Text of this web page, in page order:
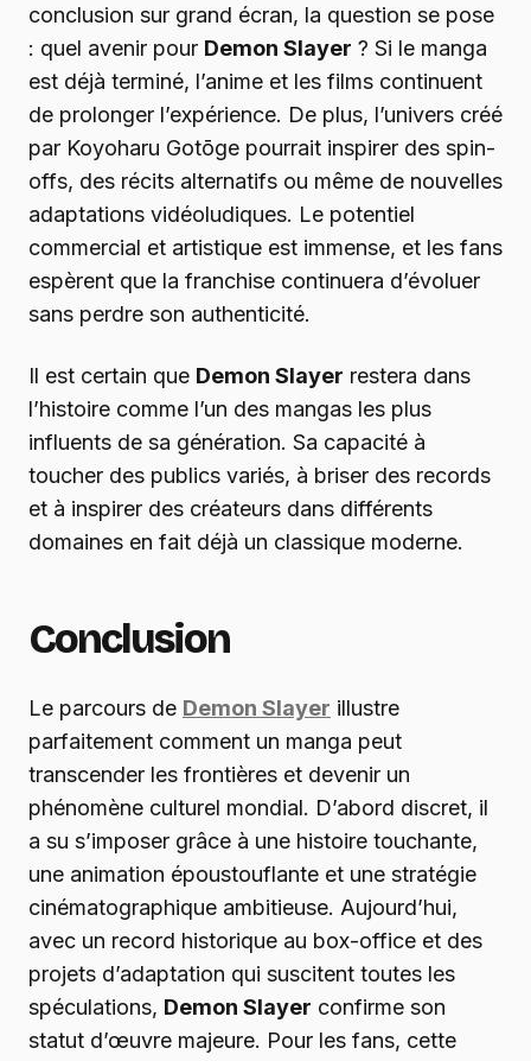
conclusion sur grand écran, la question se pose
: quel avenir pour Demon Slayer ? Si le manga
est déjà terminé, l’anime et les films continuent
de prolonger l’expérience. De plus, l’univers créé
par Koyoharu Gotōge pourrait inspirer des spin-
offs, des récits alternatifs ou même de nouvelles
adaptations vidéoludiques. Le potentiel
commercial et artistique est immense, et les fans
espèrent que la franchise continuera d’évoluer
sans perdre son authenticité.
Il est certain que Demon Slayer restera dans
l’histoire comme l’un des mangas les plus
influents de sa génération. Sa capacité à
toucher des publics variés, à briser des records
et à inspirer des créateurs dans différents
domaines en fait déjà un classique moderne.
Conclusion
Le parcours de Demon Slayer illustre
parfaitement comment un manga peut
transcender les frontières et devenir un
phénomène culturel mondial. D’abord discret, il
a su s’imposer grâce à une histoire touchante,
une animation époustouflante et une stratégie
cinématographique ambitieuse. Aujourd’hui,
avec un record historique au box-office et des
projets d’adaptation qui suscitent toutes les
spéculations, Demon Slayer confirme son
statut d’œuvre majeure. Pour les fans, cette